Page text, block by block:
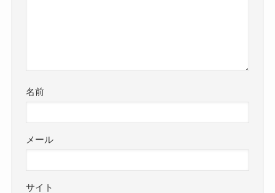
名前
メール
サイト